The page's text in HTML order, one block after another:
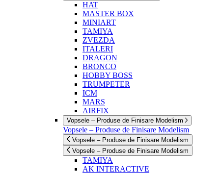
HAT
MASTER BOX
MINIART
TAMIYA
ZVEZDA
ITALERI
DRAGON
BRONCO
HOBBY BOSS
TRUMPETER
ICM
MARS
AIRFIX
Vopsele – Produse de Finisare Modelism
Vopsele – Produse de Finisare Modelism
Vopsele – Produse de Finisare Modelism
Vopsele – Produse de Finisare Modelism
TAMIYA
AK INTERACTIVE